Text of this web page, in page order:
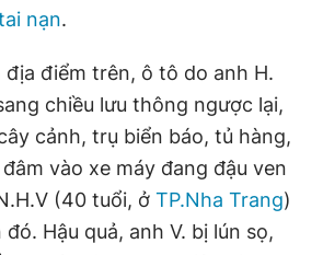
Liên hệ quảng cáo
0908 780 404
RSS Tòa soạn Chính sách bảo
Ngọc Toàn
trực: Hải Thành
Hiếu Dũng
nạn.
địa điểm trên, ô tô do anh H.
chiều lưu thông ngược lại,
cảnh, trụ biển báo, tủ hàng,
vào xe máy đang đậu ven
(40 tuổi, ở TP.Nha Trang)
Hậu quả, anh V. bị lún sọ,